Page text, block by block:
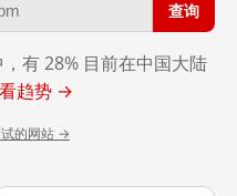
查询
有 28% 目前在中国大陆
趋势 →
的网站 →